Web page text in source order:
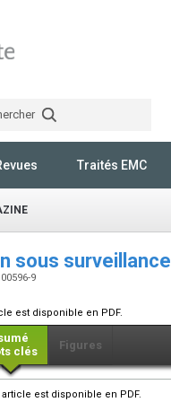
Traités EMC
sous surveillance
9
est disponible en PDF.
clés
Figures
est disponible en PDF.